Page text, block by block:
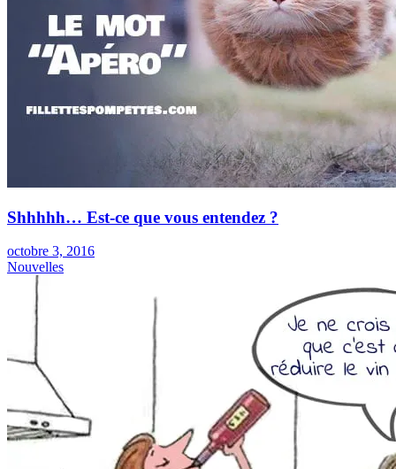
Shhhhh… Est-ce que vous entendez ?
octobre 3, 2016
Nouvelles